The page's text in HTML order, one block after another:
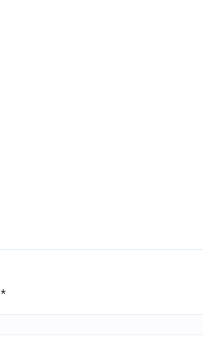
*